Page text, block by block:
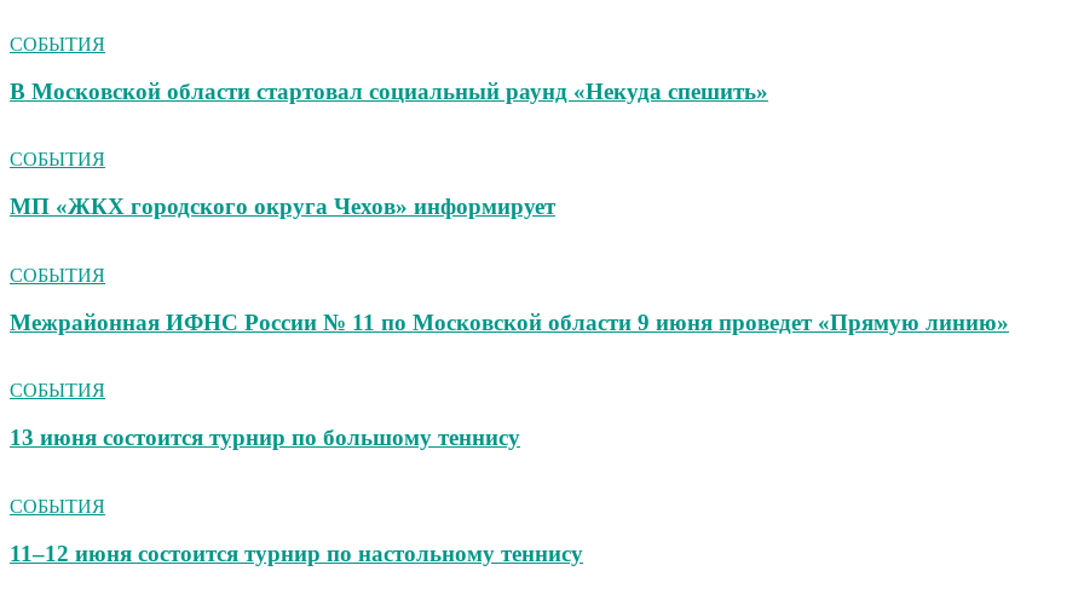
СОБЫТИЯ
В Московской области стартовал социальный раунд «Некуда спешить»
СОБЫТИЯ
МП «ЖКХ городского округа Чехов» информирует
СОБЫТИЯ
Межрайонная ИФНС России № 11 по Московской области 9 июня проведет «Прямую линию»
СОБЫТИЯ
13 июня состоится турнир по большому теннису
СОБЫТИЯ
11–12 июня состоится турнир по настольному теннису